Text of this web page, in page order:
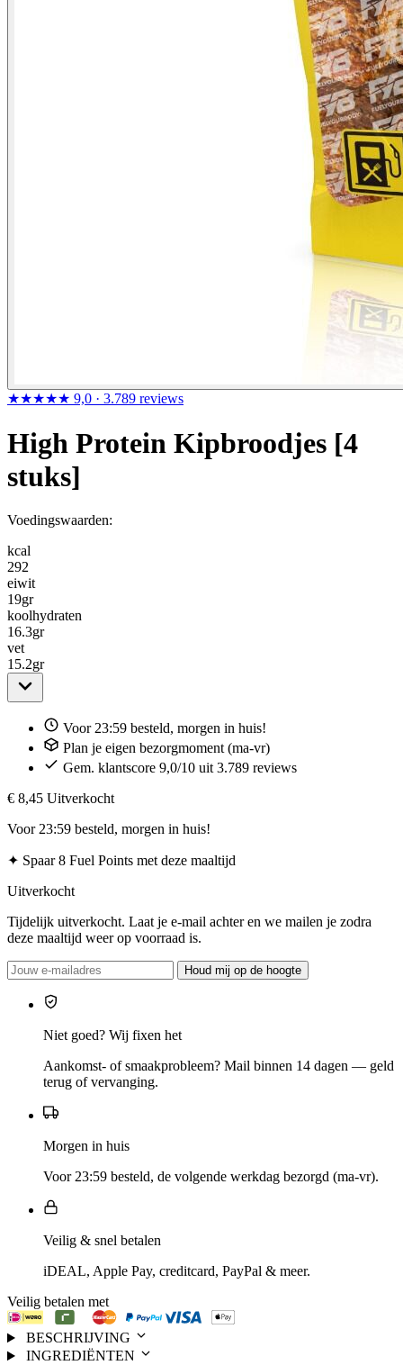
★★★★★ 9,0 · 3.789 reviews
High Protein Kipbroodjes [4
stuks]
Voedingswaarden:
kcal
292
eiwit
19gr
koolhydraten
16.3gr
vet
15.2gr
Voor 23:59 besteld, morgen in huis!
Plan je eigen bezorgmoment (ma-vr)
Gem. klantscore 9,0/10 uit 3.789 reviews
€ 8,45 Uitverkocht
Voor 23:59 besteld, morgen in huis!
✦ Spaar 8 Fuel Points met deze maaltijd
Uitverkocht
Tijdelijk uitverkocht. Laat je e-mail achter en we mailen je zodra
deze maaltijd weer op voorraad is.
Houd mij op de hoogte
Niet goed? Wij fixen het
Aankomst- of smaakprobleem? Mail binnen 14 dagen — geld
terug of vervanging.
Morgen in huis
Voor 23:59 besteld, de volgende werkdag bezorgd (ma-vr).
Veilig & snel betalen
iDEAL, Apple Pay, creditcard, PayPal & meer.
Veilig betalen met
BESCHRIJVING
INGREDIËNTEN